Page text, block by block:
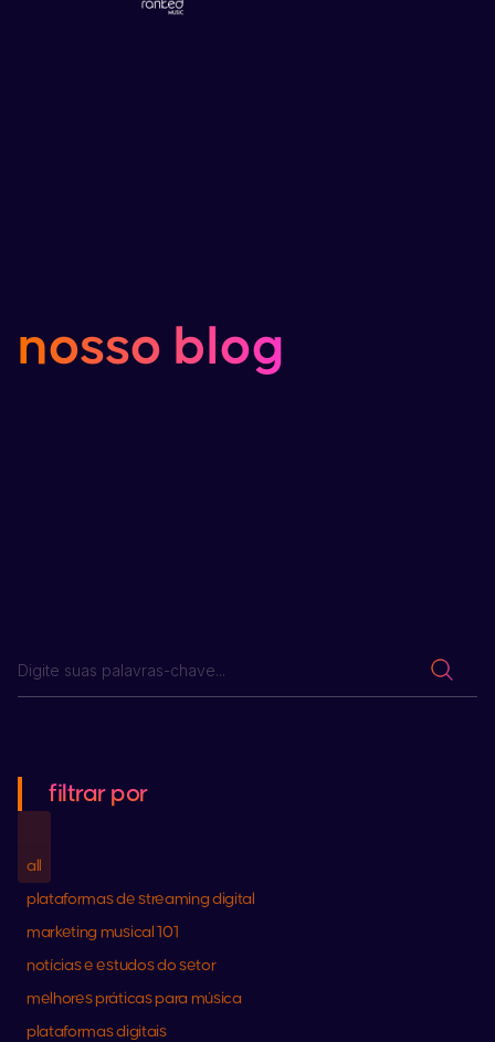
nosso blog
filtrar por
all
plataformas de streaming digital
marketing musical 101
notícias e estudos do setor
melhores práticas para música
plataformas digitais